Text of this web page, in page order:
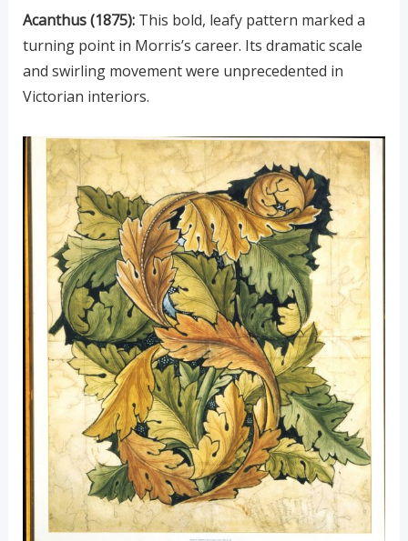
Acanthus (1875):This bold, leafy pattern marked a
turning point in Morris’s career. Its dramatic scale
and swirling movement were unprecedented in
Victorian interiors.